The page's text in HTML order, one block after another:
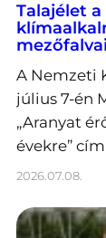
Talajélet
A Nemzeti
július 7-én
„Aranyat
évekre”
2026.07.08.